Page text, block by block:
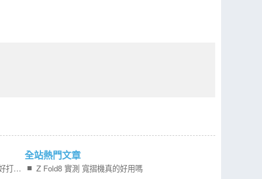
Samsung Galaxy Z Fold8 開箱實測寬 摺機更好打字 201g 輕巧機身真的好用嗎？
全站熱門文章
Z Fold8 實測 寬摺機真的好用嗎